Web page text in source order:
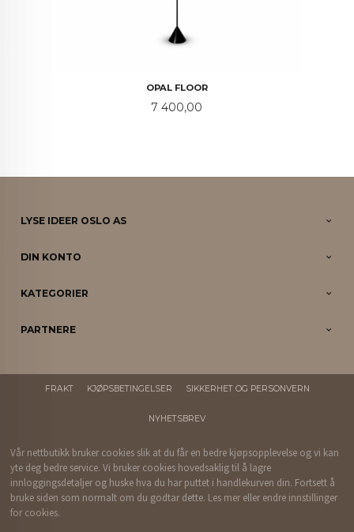
OPAL FLOOR
Pris
7 400,00
LYSE IDEER OSLO AS
DIN KONTO
KATEGORIER
PARTNERE
FRAKT KJØPSBETINGELSER SIKKERHET OG PERSONVERN
NYHETSBREV
Vår nettbutikk bruker cookies slik at du får en bedre kjøpsopplevelse og vi kan
yte deg bedre service. Vi bruker cookies hovedsaklig til å lagre
innloggingsdetaljer og huske hva du har puttet i handlekurven din. Fortsett å
bruke siden som normalt om du godtar dette. Les mer eller endre innstillinger
for cookies.